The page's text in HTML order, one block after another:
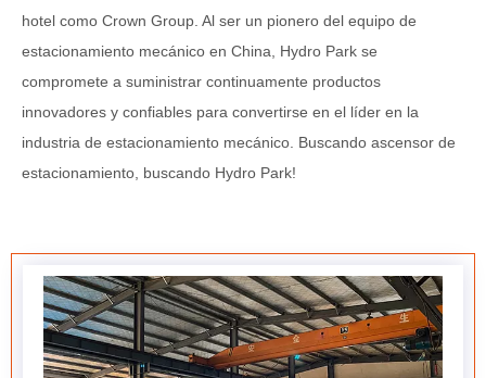
hotel como Crown Group. Al ser un pionero del equipo de
estacionamiento mecánico en China, Hydro Park se
compromete a suministrar continuamente productos
innovadores y confiables para convertirse en el líder en la
industria de estacionamiento mecánico. Buscando ascensor de
estacionamiento, buscando Hydro Park!